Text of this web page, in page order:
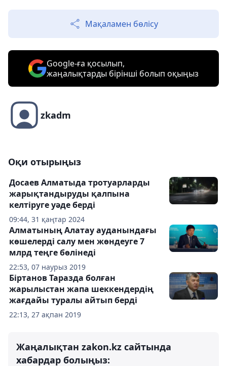
Мақаламен бөлісу
Google-ға қосылып,
жаңалықтарды бірінші болып оқыңыз
zkadm
Оқи отырыңыз
09:44, 31 қаңтар 2024
Досаев Алматыда тротуарларды
жарықтандыруды қалпына
келтіруге уәде берді
22:53, 07 наурыз 2019
Алматының Алатау ауданындағы
көшелерді салу мен жөндеуге 7
млрд теңге бөлінеді
22:13, 27 ақпан 2019
Біртанов Таразда болған
жарылыстан жапа шеккендердің
жағдайы туралы айтып берді
Жаңалықтан zakon.kz сайтында
хабардар болыңыз: